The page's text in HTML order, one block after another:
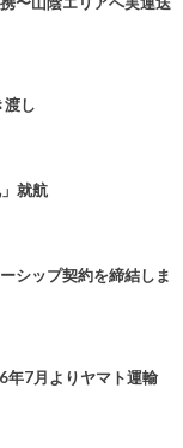
渡し
就航
シップ契約を締結しま
年7月よりヤマト運輸